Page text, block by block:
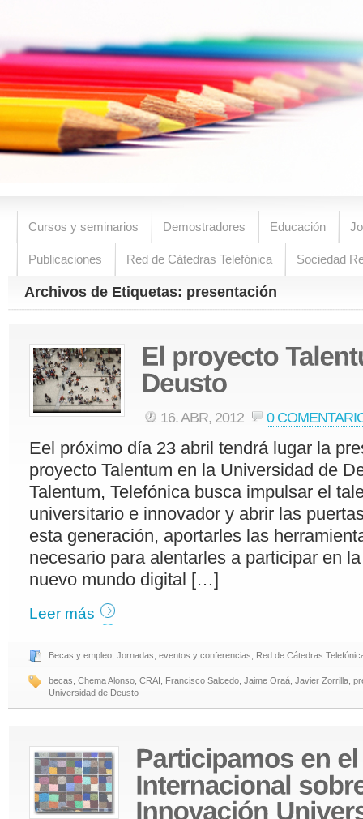
Cursos y seminarios Demostradores Educación
Publicaciones Red de Cátedras Telefónica Sociedad
Archivos de Etiquetas: presentación
16. ABR, 2012 0
Eel próximo día 23 abril tendrá lugar la
proyecto Talentum en la Universidad de
Talentum, Telefónica busca impulsar el
universitario e innovador y abrir las
esta generación, aportarles las
necesario para alentarles a participar en
nuevo mundo digital […]
Leer más
Becas y empleo Jornadas, eventos y conferencias Red de Cátedras
becas Chema Alonso CRAI Francisco Salcedo Jaime Oraá Javier Zorrilla
Universidad de Deusto